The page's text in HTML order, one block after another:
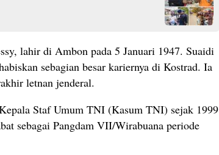
lahir di Ambon pada 5 Januari 1947. Suaidi
sebagian besar kariernya di Kostrad. Ia
letnan jenderal.
Staf Umum TNI (Kasum TNI) sejak 1999
sebagai Pangdam VII/Wirabuana periode